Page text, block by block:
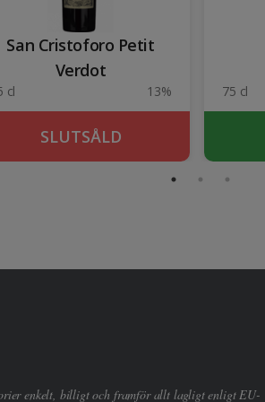
San Cristoforo Petit
Verdot
cl 13%
SLUTSÅLD
75 cl
enkelt, billigt och framför allt lagligt enligt EU-